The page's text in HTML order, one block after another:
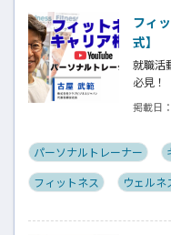
フィ
式】
開設
就職活
必見！
トネス
寄せい
セスを
掲載日：
パーソナルトレーナー
フィットネス
ウェルネ